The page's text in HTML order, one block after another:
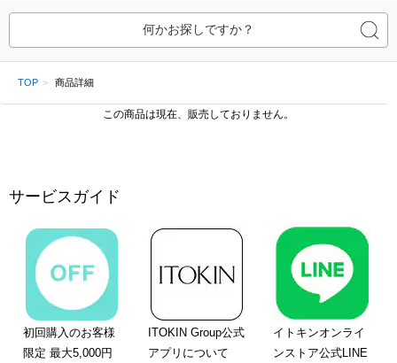
何かお探しですか？
TOP 商品詳細
この商品は現在、販売しておりません。
サービスガイド
初回購入のお客様
限定 最大5,000円
ITOKIN Group公式
アプリについて
イトキンオンライ
ンストア公式LINE